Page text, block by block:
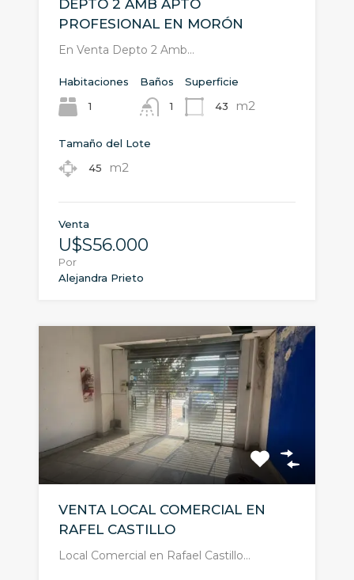
DEPTO 2 AMB APTO
PROFESIONAL EN MORÓN
En Venta Depto 2 Amb…
Habitaciones
1
Baños
1
Superficie
43
m2
Tamaño del Lote
45
m2
Venta
U$S56.000
Por
Alejandra Prieto
VENTA LOCAL COMERCIAL EN
RAFEL CASTILLO
Local Comercial en Rafael Castillo…